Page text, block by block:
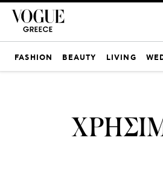
FASHION BEAUTY LIVING